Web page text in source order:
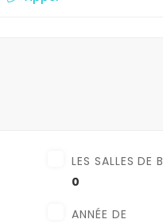
LES SALLES DE
0
ANNÉE DE